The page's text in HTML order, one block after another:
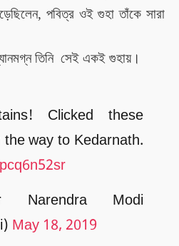
পবিত্র ওই গুহা তাঁকে সারা
তিনি সেই একই গুহায়।
Clicked these
way to Kedarnath.
Narendra Modi
May 18, 2019